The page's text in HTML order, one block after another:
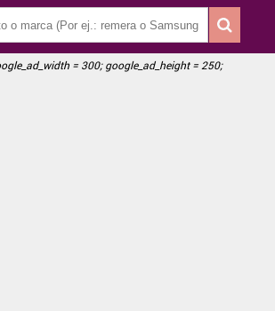
= 300; google_ad_height = 250;